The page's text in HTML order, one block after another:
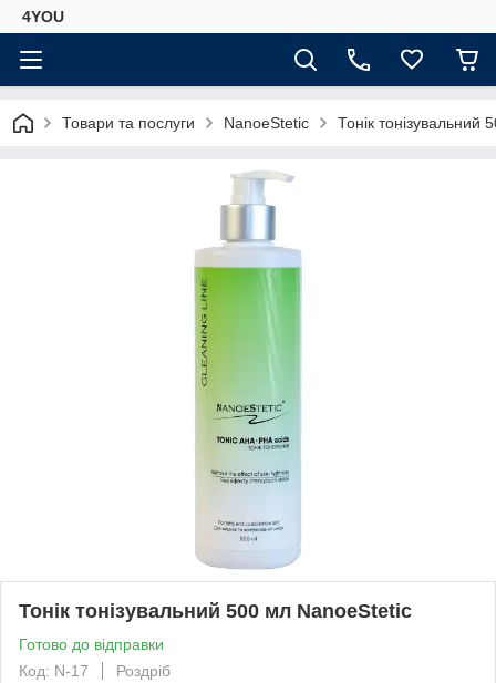
4YOU
Товари та послуги NanoeStetic Тонік
Тонік тонізувальний 500 мл NanoeStetic
Готово до відправки
Код: N-17
Роздріб